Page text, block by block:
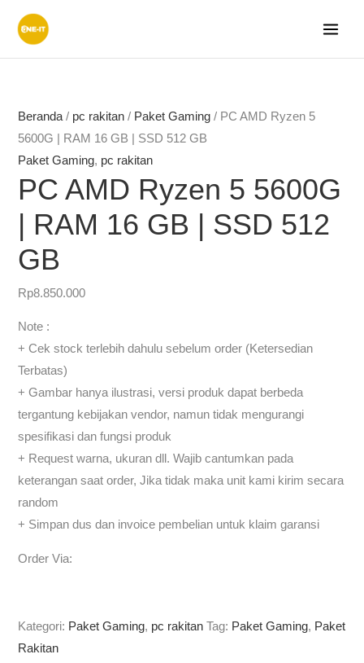
Beranda / pc rakitan / Paket Gaming / PC AMD Ryzen 5
5600G | RAM 16 GB | SSD 512 GB
Paket Gaming, pc rakitan
PC AMD Ryzen 5 5600G
| RAM 16 GB | SSD 512
GB
Rp8.850.000
Note :
+ Cek stock terlebih dahulu sebelum order (Ketersedian
Terbatas)
+ Gambar hanya ilustrasi, versi produk dapat berbeda
tergantung kebijakan vendor, namun tidak mengurangi
spesifikasi dan fungsi produk
+ Request warna, ukuran dll. Wajib cantumkan pada
keterangan saat order, Jika tidak maka unit kami kirim secara
random
+ Simpan dus dan invoice pembelian untuk klaim garansi
Order Via:
Kategori: Paket Gaming, pc rakitan Tag: Paket Gaming, Paket
Rakitan